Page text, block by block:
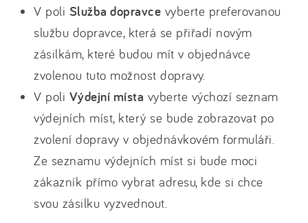
V poli Služba dopravce vyberte preferovanou
službu dopravce, která se přiřadí novým
zásilkám, které budou mít v objednávce
zvolenou tuto možnost dopravy.
V poli Výdejní místa vyberte výchozí seznam
výdejních míst, který se bude zobrazovat po
zvolení dopravy v objednávkovém formuláři.
Ze seznamu výdejních míst si bude moci
zákazník přímo vybrat adresu, kde si chce
svou zásilku vyzvednout.